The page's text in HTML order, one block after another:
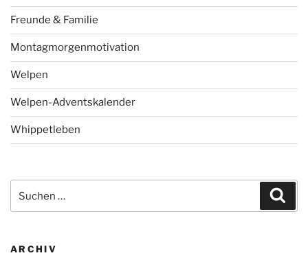
Freunde & Familie
Montagmorgenmotivation
Welpen
Welpen-Adventskalender
Whippetleben
nach:
ARCHIV